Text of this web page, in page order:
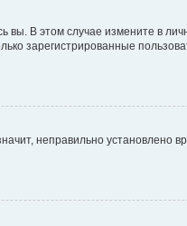
В этом случае измените в
зарегистрированные
неправильно установлено